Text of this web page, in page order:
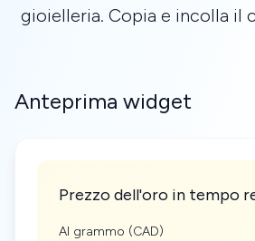
gioielleria. Copia e incolla il
Anteprima widget
Prezzo dell'oro in tempo
Al grammo (CAD)